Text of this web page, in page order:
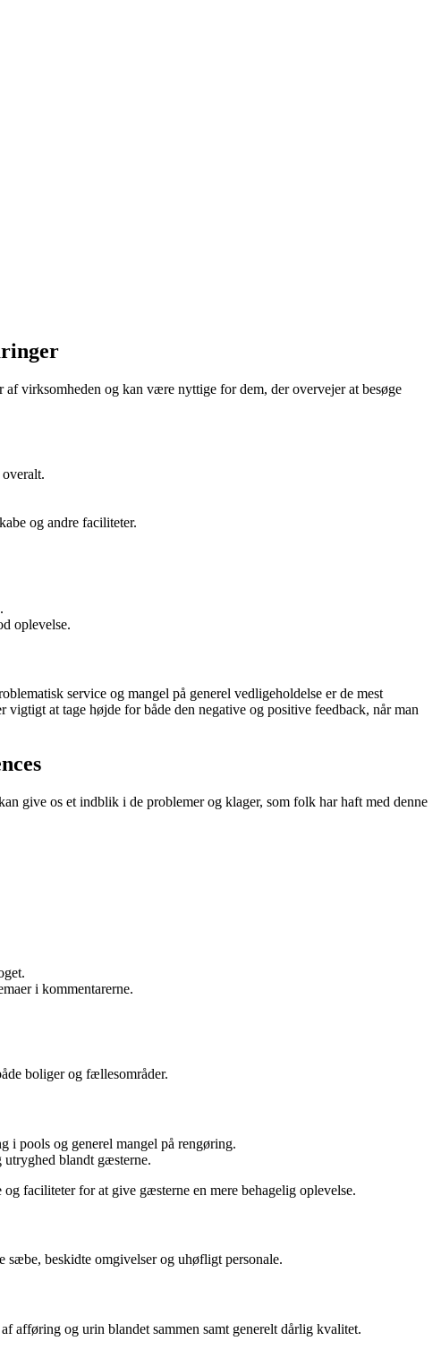
virksomheden og kan være nyttige for dem, der overvejer at besøge
og andre faciliteter.
oplevelse.
service og mangel på generel vedligeholdelse er de mest
at tage højde for både den negative og positive feedback, når man
give os et indblik i de problemer og klager, som folk har haft med denne
i kommentarerne.
boliger og fællesområder.
i pools og generel mangel på rengøring.
blandt gæsterne.
faciliteter for at give gæsterne en mere behagelig oplevelse.
sæbe, beskidte omgivelser og uhøfligt personale.
afføring og urin blandet sammen samt generelt dårlig kvalitet.